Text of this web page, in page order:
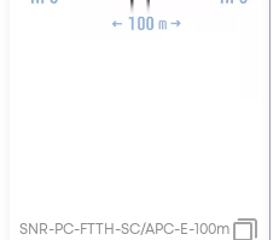
SNR-PC-FTTH-SC/APC-E-100m